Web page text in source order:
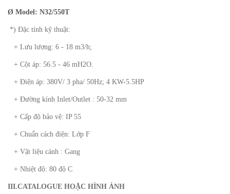
Ø Model: N32/550T
*) Đặc tính kỹ thuật:
+ Lưu lượng: 6 - 18 m3/h;
+ Cột áp: 56.5 - 46 mH2O.
+ Điện áp: 380V/ 3 pha/ 50Hz; 4 KW-5.5HP
+ Đường kính Inlet/Outlet : 50-32 mm
+ Cấp độ bảo vệ: IP 55
+ Chuẩn cách điện: Lớp F
+ Vật liệu cánh : Gang
+ Nhiệt độ: 80 độ C
III.CATALOGUE HOẶC HÌNH ẢNH